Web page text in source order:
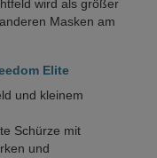
wird als größer
Masken am
Elite
und kleinem
Schürze mit
und